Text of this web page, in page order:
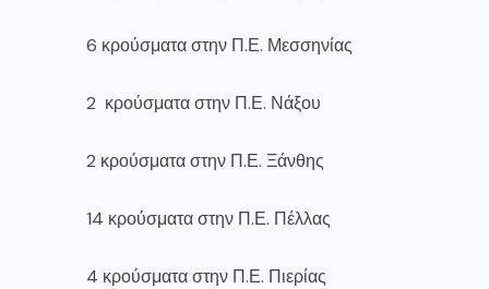
6 κρούσματα στην Π.Ε. Μεσσηνίας
2 κρούσματα στην Π.Ε. Νάξου
2 κρούσματα στην Π.Ε. Ξάνθης
14 κρούσματα στην Π.Ε. Πέλλας
4 κρούσματα στην Π.Ε. Πιερίας